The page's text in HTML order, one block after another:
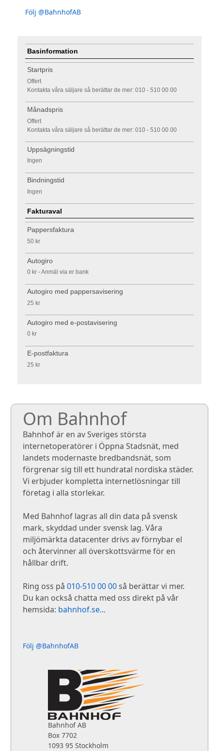
Följ @BahnhofAB
Basinformation
Startpris
Offert
Kontakta våra säljare så berättar de mer: 010 - 510 00 00
Månadspris
Offert
Kontakta våra säljare så berättar de mer: 010 - 510 00 00
Uppsägningstid
Ingen
Bindningstid
Ingen
Fakturaval
Pappersfaktura
50 kr
Autogiro
0 kr - Anmäl via er bank
Autogiro med pappersavisering
25 kr
Autogiro med e-postavisering
0 kr
E-postfaktura
25 kr
Om Bahnhof
Bahnhof är en av Sveriges största
internetoperatörer i Öppna Stadsnät, med
landets modernaste bredbandsnät, som
förgrenar sig till ett hundratal nordiska städer.
Vi erbjuder kompletta internetlösningar till
företag i alla storlekar.
Med Bahnhof lagras all din data på svensk
mark, skyddad under svensk lag. Våra
miljömärkta datacenter drivs av förnybar el
och återvinner all överskottsvärme för en
hållbar drift.
Ring oss på 010-510 00 00så berättar vi mer.
Du kan också chatta med oss direkt på vår
hemsida: bahnhof.se...
Följ @BahnhofAB
Bahnhof AB
Box 7702
1093 95 Stockholm